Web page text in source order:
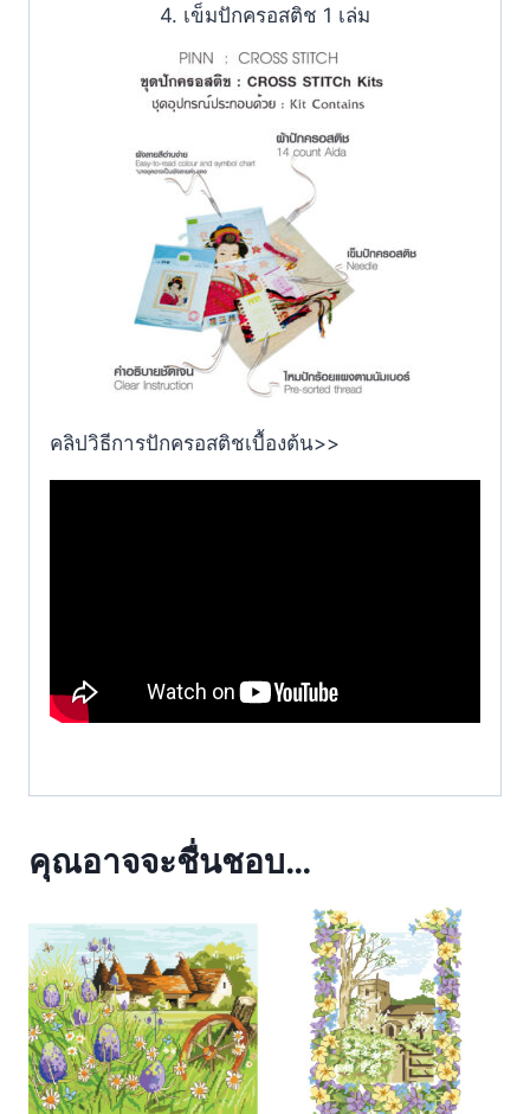
4. เข็มปักครอสติช 1 เล่ม
คลิปวิธีการปักครอสติชเบื้องต้น>>
คุณอาจจะชื่นชอบ…